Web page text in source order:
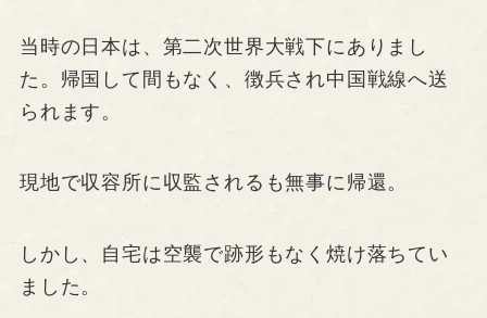
当時の日本は、第二次世界大戦下にありまし
た。帰国して間もなく、徴兵され中国戦線へ送
られます。
現地で収容所に収監されるも無事に帰還。
しかし、自宅は空襲で跡形もなく焼け落ちてい
ました。